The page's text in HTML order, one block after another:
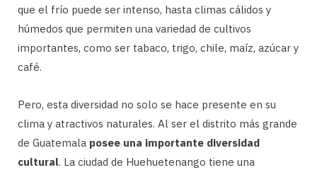
que el frío puede ser intenso, hasta climas cálidos y
húmedos que permiten una variedad de cultivos
importantes, como ser tabaco, trigo, chile, maíz, azúcar y
café.
Pero, esta diversidad no solo se hace presente en su
clima y atractivos naturales. Al ser el distrito más grande
de Guatemala posee una importante diversidad
cultural. La ciudad de Huehuetenango tiene una